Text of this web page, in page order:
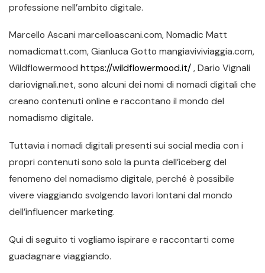
professione nell’ambito digitale.
Marcello Ascani marcelloascani.com, Nomadic Matt
nomadicmatt.com, Gianluca Gotto mangiaviviviaggia.com,
Wildflowermood https://wildflowermood.it/, Dario Vignali
dariovignali.net, sono alcuni dei nomi di nomadi digitali che
creano contenuti online e raccontano il mondo del
nomadismo digitale.
Tuttavia i nomadi digitali presenti sui social media con i
propri contenuti sono solo la punta dell’iceberg del
fenomeno del nomadismo digitale, perché è possibile
vivere viaggiando svolgendo lavori lontani dal mondo
dell’influencer marketing.
Qui di seguito ti vogliamo ispirare e raccontarti come
guadagnare viaggiando.